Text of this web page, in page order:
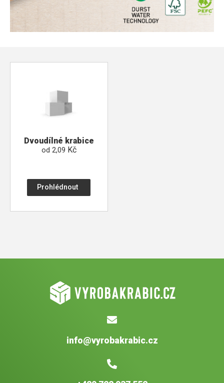
Dvoudílné krabice
od 2,09 Kč
Prohlédnout
info@vyrobakrabic.cz